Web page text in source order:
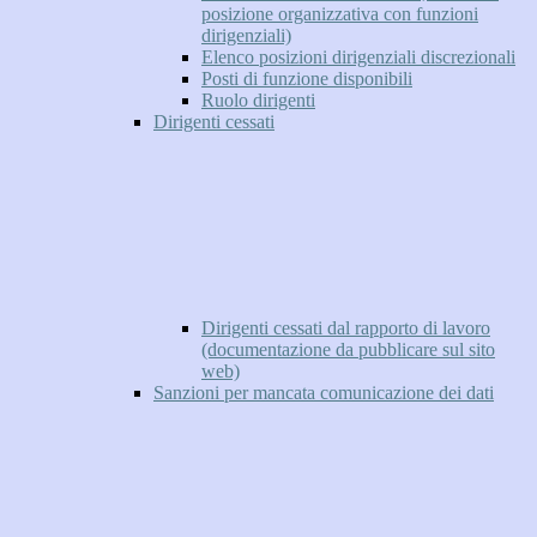
posizione organizzativa con funzioni
dirigenziali)
Elenco posizioni dirigenziali discrezionali
Posti di funzione disponibili
Ruolo dirigenti
Dirigenti cessati
Dirigenti cessati dal rapporto di lavoro
(documentazione da pubblicare sul sito
web)
Sanzioni per mancata comunicazione dei dati